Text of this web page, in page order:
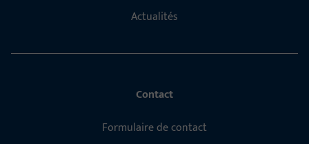
Actualités
Contact
Formulaire de contact